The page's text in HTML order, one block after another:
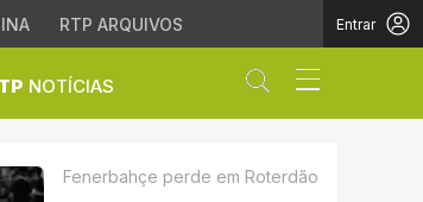
RTP ARQUIVOS Entrar
NOTÍCIAS Abrir campo
Fenerbahçe perde em Roterdão